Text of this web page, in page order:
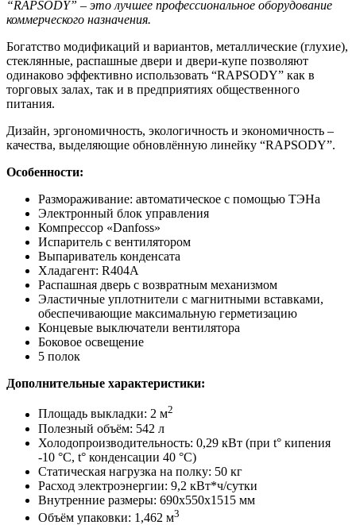
“RAPSODY” – это лучшее профессиональное оборудование
коммерческого назначения.
Богатство модификаций и вариантов, металлические (глухие),
стеклянные, распашные двери и двери-купе позволяют
одинаково эффективно использовать “RAPSODY” как в
торговых залах, так и в предприятиях общественного
питания.
Дизайн, эргономичность, экологичность и экономичность –
качества, выделяющие обновлённую линейку “RAPSODY”.
Особенности:
Размораживание: автоматическое с помощью ТЭНа
Электронный блок управления
Компрессор «Danfoss»
Испаритель с вентилятором
Выпариватель конденсата
Хладагент: R404А
Распашная дверь с возвратным механизмом
Эластичные уплотнители с магнитными вставками,
обеспечивающие максимальную герметизацию
Концевые выключатели вентилятора
Боковое освещение
5 полок
Дополнительные характеристики:
Площадь выкладки: 2 м2
Полезный объём: 542 л
Холодопроизводительность: 0,29 кВт (при t° кипения
-10 °С, t° конденсации 40 °С)
Статическая нагрузка на полку: 50 кг
Расход электроэнергии: 9,2 кВт*ч/сутки
Внутренние размеры: 690х550х1515 мм
Объём упаковки: 1,462 м3